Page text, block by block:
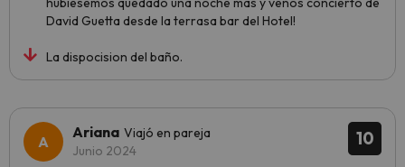
David Guetta desde la terrasa bar del Hotel!
La dispocision del baño.
10
Ariana Viajó en pareja
Junio 2024